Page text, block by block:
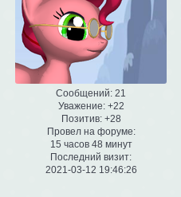
Сообщений: 21
Уважение: +22
Позитив: +28
Провел на форуме:
15 часов 48 минут
Последний визит:
2021-03-12 19:46:26